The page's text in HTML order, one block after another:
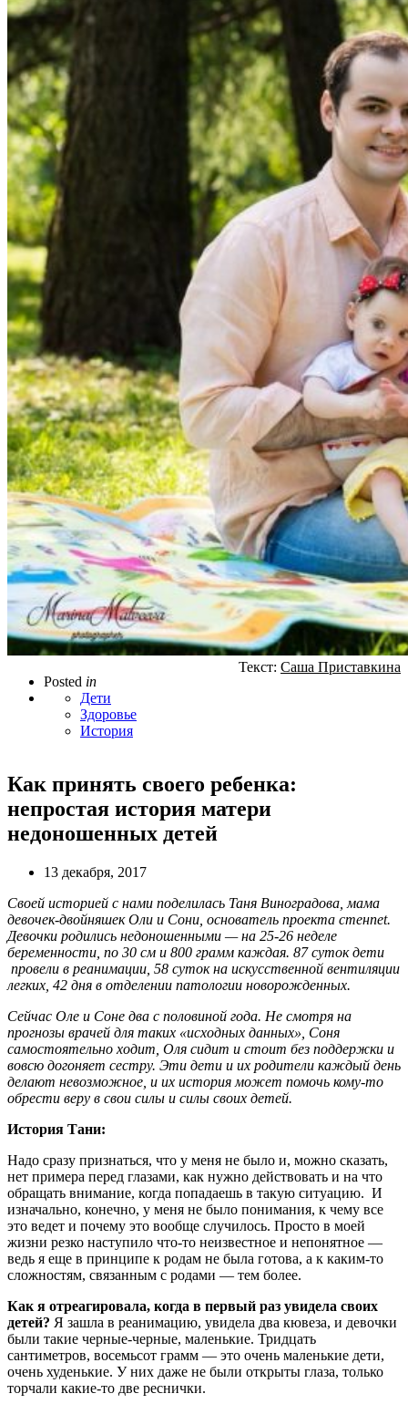
Posted in
Дети
Здоровье
История
Текст: Саша Приставкина
Как принять своего ребенка:
непростая история матери
недоношенных детей
13 декабря, 2017
Своей историей с нами поделилась Таня Виноградова, мама
девочек-двойняшек Оли и Сони, основатель проекта стенnet.
Девочки родились недоношенными — на 25-26 неделе
беременности, по 30 см и 800 грамм каждая. 87 суток дети
провели в реанимации, 58 суток на искусственной вентиляции
легких, 42 дня в отделении патологии новорожденных.
Сейчас Оле и Соне два с половиной года. Не смотря на
прогнозы врачей для таких «исходных данных», Соня
самостоятельно ходит, Оля сидит и стоит без поддержки и
вовсю догоняет сестру. Эти дети и их родители каждый день
делают невозможное, и их история может помочь кому-то
обрести веру в свои силы и силы своих детей.
История Тани:
Надо сразу признаться, что у меня не было и, можно сказать,
нет примера перед глазами, как нужно действовать и на что
обращать внимание, когда попадаешь в такую ситуацию. И
изначально, конечно, у меня не было понимания, к чему все
это ведет и почему это вообще случилось. Просто в моей
жизни резко наступило что-то неизвестное и непонятное —
ведь я еще в принципе к родам не была готова, а к каким-то
сложностям, связанным с родами — тем более.
Как я отреагировала, когда в первый раз увидела своих
детей? Я зашла в реанимацию, увидела два кювеза, и девочки
были такие черные-черные, маленькие. Тридцать
сантиметров, восемьсот грамм — это очень маленькие дети,
очень худенькие. У них даже не были открыты глаза, только
торчали какие-то две реснички.